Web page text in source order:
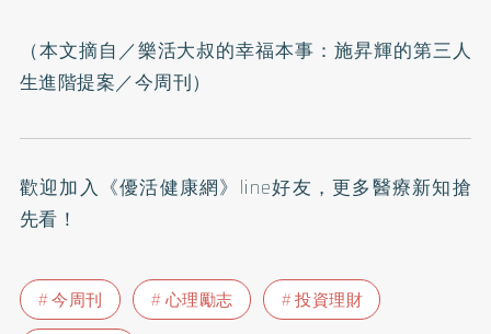
（本文摘自／樂活大叔的幸福本事：施昇輝的第三人
生進階提案／今周刊）
歡迎加入 《優活健康網》line好友 ，更多醫療新知搶
先看！
今周刊 心理勵志
投資理財